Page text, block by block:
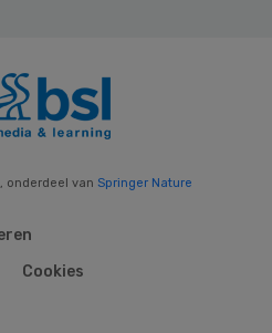
, onderdeel van Springer Nature
Cookies